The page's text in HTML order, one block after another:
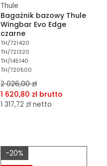
Thule
Bagażnik bazowy Thule
Wingbar Evo Edge
czarne
TH/721420
TH/721320
TH/145140
TH/720500
2 026,00 zł
1 620,80 zł brutto
1 317,72 zł netto
Do koszyka
-20%